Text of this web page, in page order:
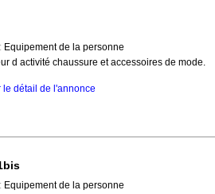
Equipement de la personne
d activité chaussure et accessoires de mode.
le détail de l'annonce
Equipement de la personne